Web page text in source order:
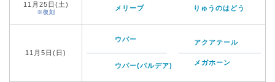
11月25日(土)
※復刻
メリープ りゅうのはどう
11月5日(日)
ウパー
ウパー(パルデア)
アクアテール
メガホーン